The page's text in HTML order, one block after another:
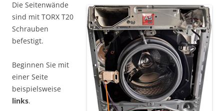
Die Seitenwände
sind mit TORX T20
Schrauben
befestigt.
Beginnen Sie mit
einer Seite
beispielsweise
links.